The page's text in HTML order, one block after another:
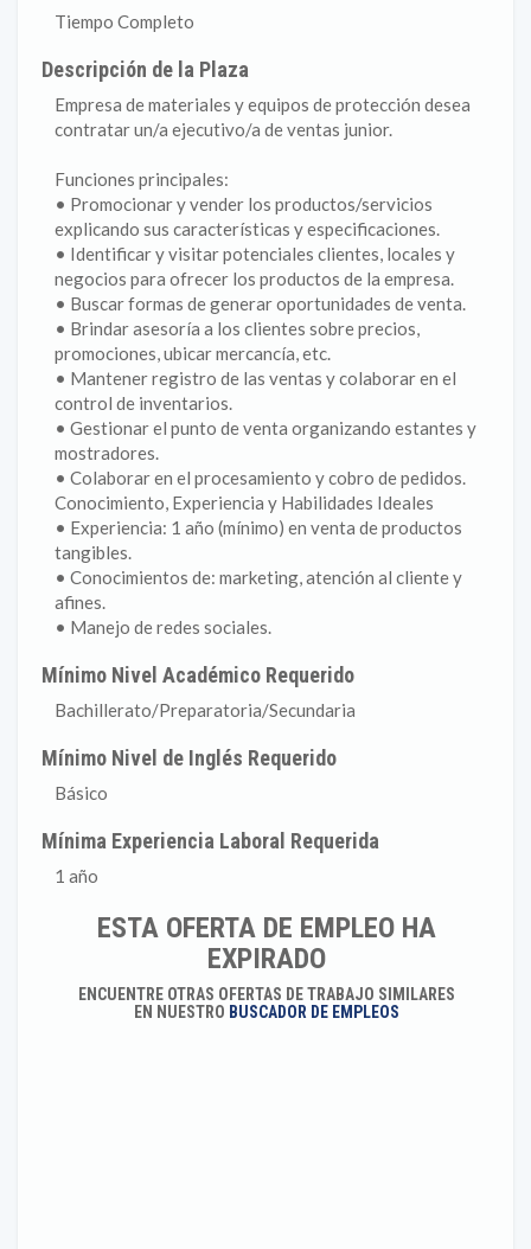
Tiempo Completo
Descripción de la Plaza
Empresa de materiales y equipos de protección desea
contratar un/a ejecutivo/a de ventas junior.
Funciones principales:
• Promocionar y vender los productos/servicios
explicando sus características y especificaciones.
• Identificar y visitar potenciales clientes, locales y
negocios para ofrecer los productos de la empresa.
• Buscar formas de generar oportunidades de venta.
• Brindar asesoría a los clientes sobre precios,
promociones, ubicar mercancía, etc.
• Mantener registro de las ventas y colaborar en el
control de inventarios.
• Gestionar el punto de venta organizando estantes y
mostradores.
• Colaborar en el procesamiento y cobro de pedidos.
Conocimiento, Experiencia y Habilidades Ideales
• Experiencia: 1 año (mínimo) en venta de productos
tangibles.
• Conocimientos de: marketing, atención al cliente y
afines.
• Manejo de redes sociales.
Mínimo Nivel Académico Requerido
Bachillerato/Preparatoria/Secundaria
Mínimo Nivel de Inglés Requerido
Básico
Mínima Experiencia Laboral Requerida
1 año
ESTA OFERTA DE EMPLEO HA
EXPIRADO
ENCUENTRE OTRAS OFERTAS DE TRABAJO SIMILARES
EN NUESTRO BUSCADOR DE EMPLEOS